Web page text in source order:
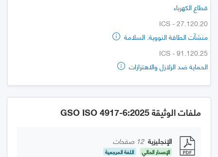
قطاع الكهرباء
ICS - 27.120.20
منشآت الطاقة النووية. السلامة
ICS - 91.120.25
الحماية ضد الزلازل والاهتزازات
ملفات الوثيقة GSO ISO 4917-6:2025
الإنجليزية 12 صفحات
الإصدار الحالي اللغة المرجعية